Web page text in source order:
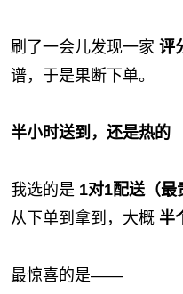
刷了一会儿发现一家 评
谱，于是果断下单。
半小时送到，还是热的
我选的是 1对1配送（最
从下单到拿到，大概 半
最惊喜的是——